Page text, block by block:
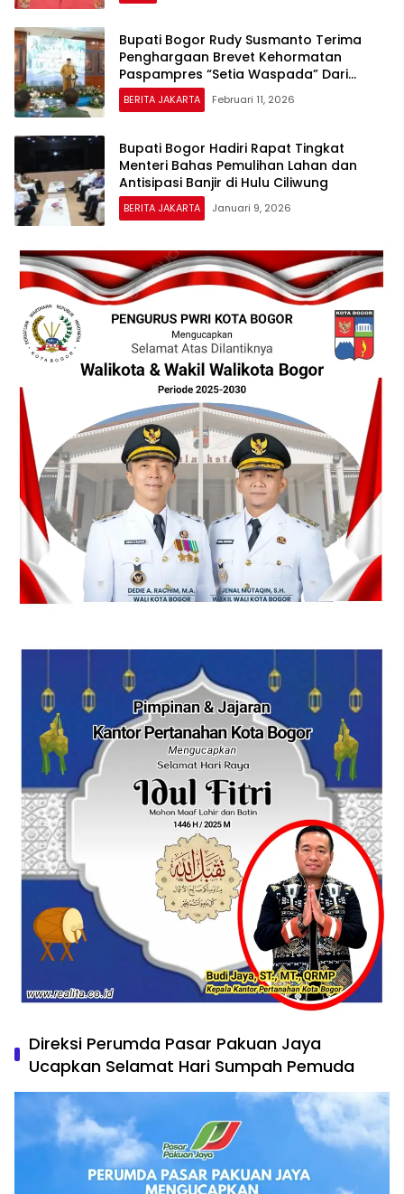
Bupati Bogor Rudy Susmanto Terima
Penghargaan Brevet Kehormatan
Paspampres “Setia Waspada” Dari
Paspampres RI
BERITA JAKARTA Februari 11, 2026
Bupati Bogor Hadiri Rapat Tingkat
Menteri Bahas Pemulihan Lahan dan
Antisipasi Banjir di Hulu Ciliwung
BERITA JAKARTA Januari 9, 2026
Direksi Perumda Pasar Pakuan Jaya
Ucapkan Selamat Hari Sumpah Pemuda